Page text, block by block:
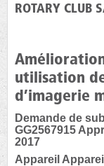
ROTARY CLUB
utilisation
d’imagerie
Demande de
GG2567915
2017
Appareil